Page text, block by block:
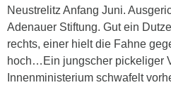
Neustrelitz Anfang Juni.
Adenauer Stiftung. Gut ein
rechts, einer hielt die Fahne
hoch…Ein jungscher pickeliger
Innenministerium schwafelt